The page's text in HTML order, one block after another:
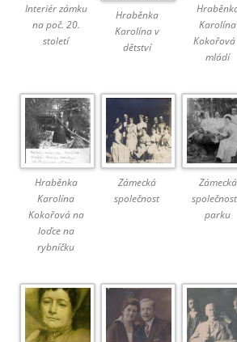
Interiér zámku
na poč. 20.
století
Hraběnka
Karolína v
dětství
Karolína
Kokořová
mládí
Hraběnka
Karolína
Kokořová na
loďce na
rybníčku
Zámecká
společnost
Zámecká
parku